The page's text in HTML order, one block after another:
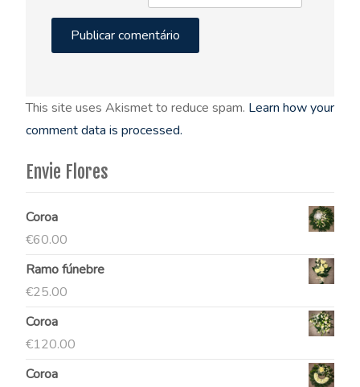
This site uses Akismet to reduce spam. Learn how your
comment data is processed.
Envie Flores
Coroa
€60.00
Ramo fúnebre
€25.00
Coroa
€120.00
Coroa